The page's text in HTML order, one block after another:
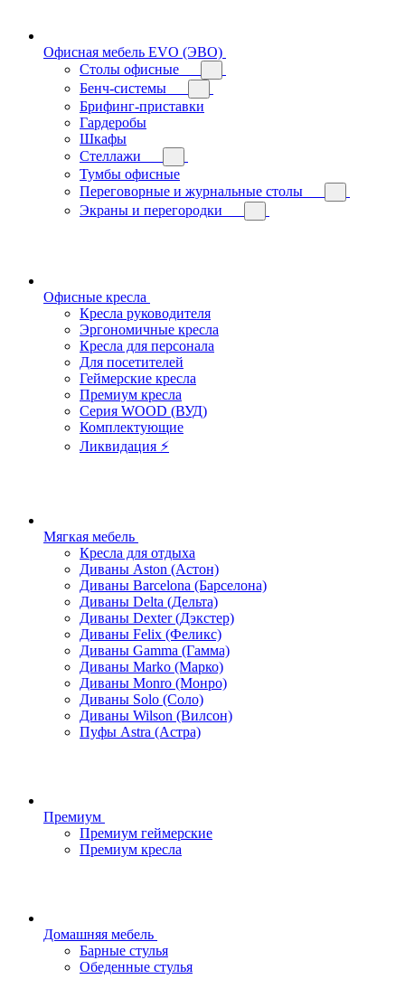
Офисная мебель EVO (ЭВО)
Cтолы офисные
Бенч-системы
Брифинг-приставки
Гардеробы
Шкафы
Стеллажи
Тумбы офисные
Переговорные и журнальные столы
Экраны и перегородки
Офисные кресла
Кресла руководителя
Эргономичные кресла
Кресла для персонала
Для посетителей
Геймерские кресла
Премиум кресла
Серия WOOD (ВУД)
Комплектующие
Ликвидация ⚡
Мягкая мебель
Кресла для отдыха
Диваны Aston (Астон)
Диваны Barcelona (Барселона)
Диваны Delta (Дельта)
Диваны Dexter (Дэкстер)
Диваны Felix (Феликс)
Диваны Gamma (Гамма)
Диваны Marko (Марко)
Диваны Monro (Монро)
Диваны Solo (Соло)
Диваны Wilson (Вилсон)
Пуфы Astra (Астра)
Премиум
Премиум геймерские
Премиум кресла
Домашняя мебель
Барные стулья
Обеденные стулья